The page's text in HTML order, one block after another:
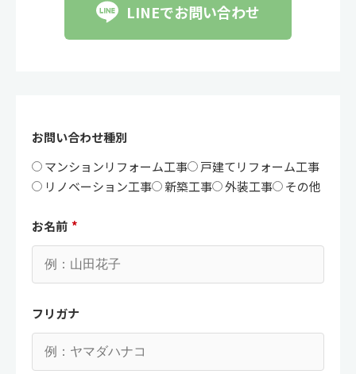
LINEでお問い合わせ
お問い合わせ種別
マンションリフォーム工事
戸建てリフォーム工事
リノベーション工事
新築工事 外装工事 その他
お名前 *
フリガナ